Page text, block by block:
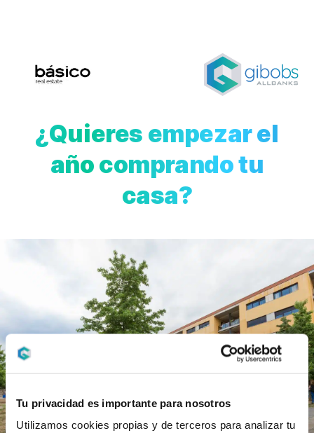
Tu privacidad es importante para nosotros
Utilizamos cookies propias y de terceros para analizar tu
¿Quieres empezar el
año comprando tu
casa?